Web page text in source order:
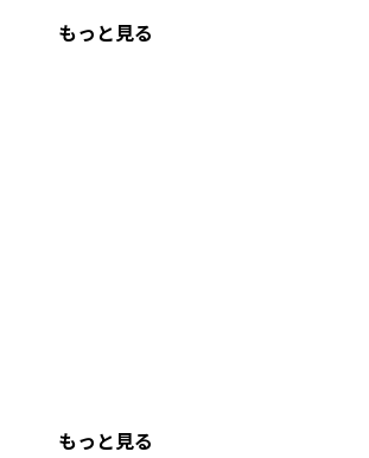
もっと見る
もっと見る